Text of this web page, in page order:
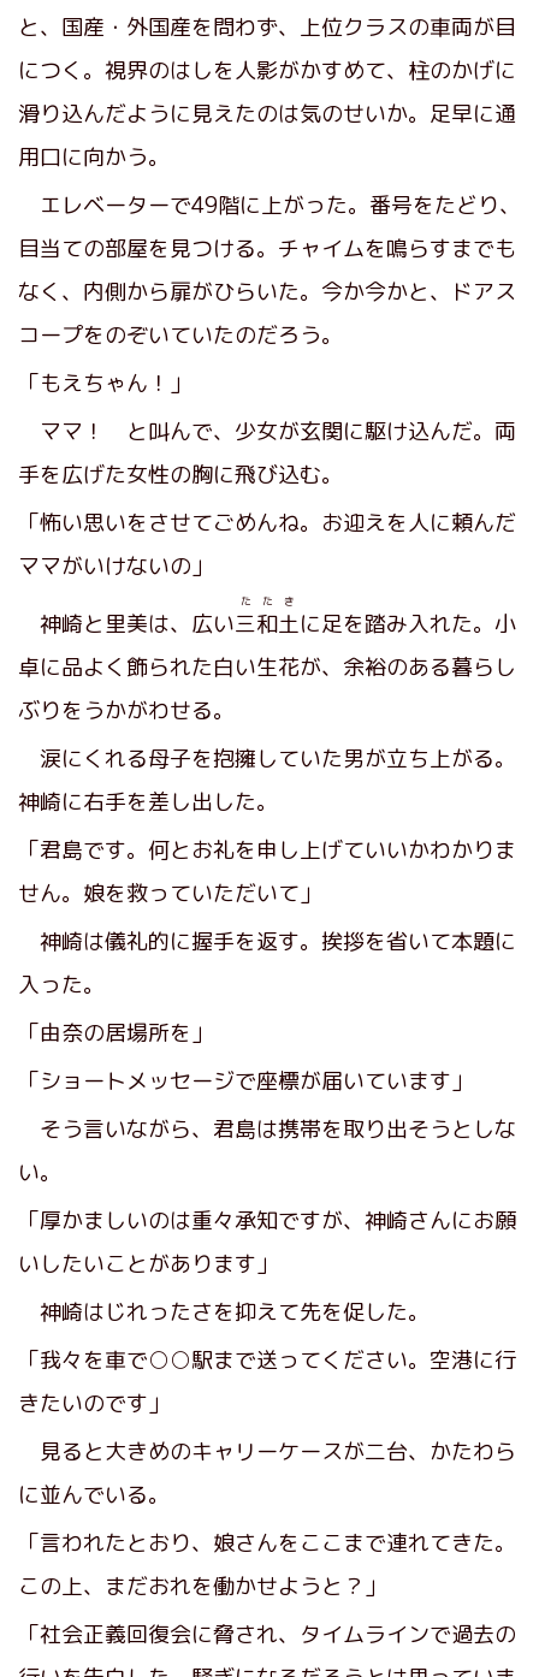
と、国産・外国産を問わず、上位クラスの車両が目
につく。視界のはしを人影がかすめて、柱のかげに
滑り込んだように見えたのは気のせいか。足早に通
用口に向かう。
エレベーターで49階に上がった。番号をたどり、
目当ての部屋を見つける。チャイムを鳴らすまでも
なく、内側から扉がひらいた。今か今かと、ドアス
コープをのぞいていたのだろう。
「もえちゃん！」
ママ！ と叫んで、少女が玄関に駆け込んだ。両
手を広げた女性の胸に飛び込む。
「怖い思いをさせてごめんね。お迎えを人に頼んだ
ママがいけないの」
神崎と里美は、広い三和土
たたき
に足を踏み入れた。小
卓に品よく飾られた白い生花が、余裕のある暮らし
ぶりをうかがわせる。
涙にくれる母子を抱擁していた男が立ち上がる。
神崎に右手を差し出した。
「君島です。何とお礼を申し上げていいかわかりま
せん。娘を救っていただいて」
神崎は儀礼的に握手を返す。挨拶を省いて本題に
入った。
「由奈の居場所を」
「ショートメッセージで座標が届いています」
そう言いながら、君島は携帯を取り出そうとしな
い。
「厚かましいのは重々承知ですが、神崎さんにお願
いしたいことがあります」
神崎はじれったさを抑えて先を促した。
「我々を車で○○駅まで送ってください。空港に行
きたいのです」
見ると大きめのキャリーケースが二台、かたわら
に並んでいる。
「言われたとおり、娘さんをここまで連れてきた。
この上、まだおれを働かせようと？」
「社会正義回復会に脅され、タイムラインで過去の